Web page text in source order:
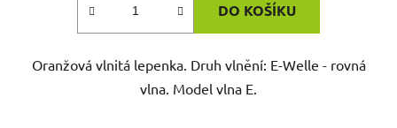
DO KOŠÍKU
Oranžová vlnitá lepenka. Druh vlnění: E-Welle - rovná
vlna. Model vlna E.